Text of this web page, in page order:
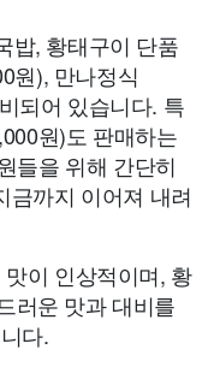
밥, 황태구이 단품
원), 만나정식
되어 있습니다. 특
원)도 판매하는
들을 위해 간단히
금까지 이어져 내려
이 인상적이며, 황
러운 맛과 대비를
다.